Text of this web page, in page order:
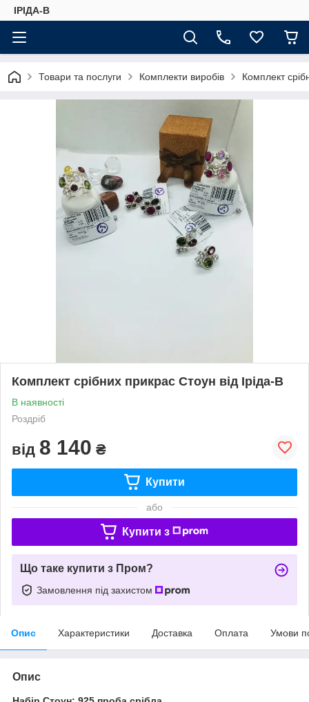
ІРІДА-В
Товари та послуги Комплекти виробів Комплект
Комплект срібних прикрас Стоун від Іріда-В
В наявності
Роздріб
від 8 140 ₴
Купити
або
Купити з
Що таке купити з Пром?
Замовлення під захистом
Опис Характеристики Доставка Оплата Умови
Опис